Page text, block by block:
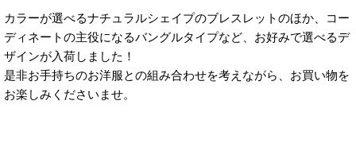
カラーが選べるナチュラルシェイプのブレスレットのほか、コー
ディネートの主役になるバングルタイプなど、お好みで選べるデ
ザインが入荷しました！
是非お手持ちのお洋服との組み合わせを考えながら、お買い物を
お楽しみくださいませ。